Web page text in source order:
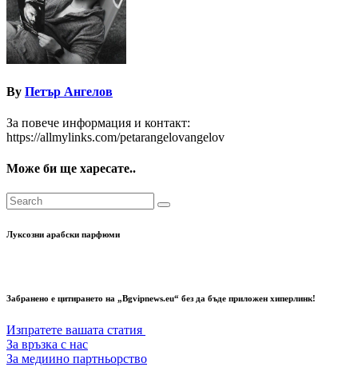
By Петър Ангелов
За повече информация и контакт:
https://allmylinks.com/petarangelovangelov
Може би ще харесате..
Луксозни арабски парфюми
Забранено е цитирането на „Bgvipnews.eu“ без да бъде приложен хиперлинк!
Изпратете вашата статия
За връзка с нас
За медиино партньорство